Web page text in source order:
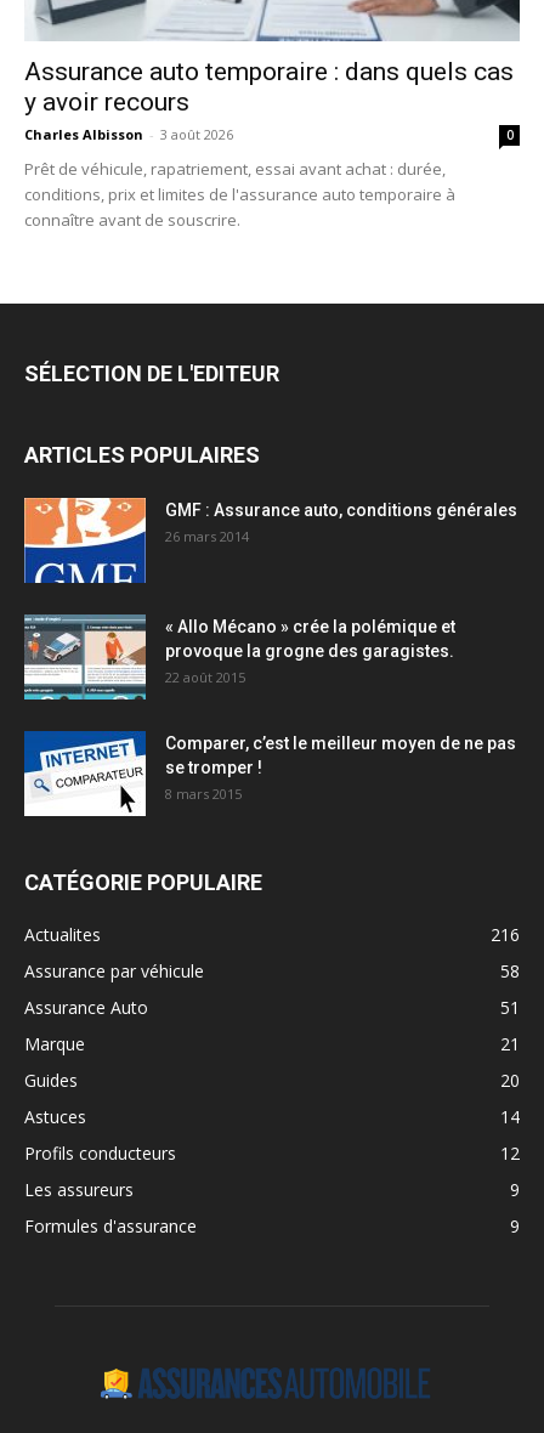
Assurance auto temporaire : dans quels cas
y avoir recours
Charles Albisson - 3 août 2026 0
Prêt de véhicule, rapatriement, essai avant achat : durée,
conditions, prix et limites de l'assurance auto temporaire à
connaître avant de souscrire.
SÉLECTION DE L'EDITEUR
ARTICLES POPULAIRES
GMF : Assurance auto, conditions générales
26 mars 2014
« Allo Mécano » crée la polémique et
provoque la grogne des garagistes.
22 août 2015
Comparer, c’est le meilleur moyen de ne pas
se tromper !
8 mars 2015
CATÉGORIE POPULAIRE
Actualites
216
Assurance par véhicule
58
Assurance Auto
51
Marque
21
Guides
20
Astuces
14
Profils conducteurs
12
Les assureurs
9
Formules d'assurance
9